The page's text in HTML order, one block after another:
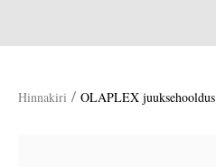
Hinnakiri / OLAPLEX juuksehooldus